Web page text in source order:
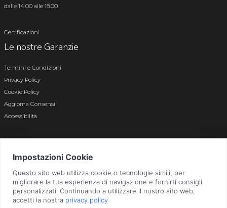
dalle 14.00 alle 18.00
Certificazioni
Le nostre Garanzie
Termini e Condizioni
Privacy Policy
Cookie Policy
Aggiorna Consensi
Accessibilità
Bergamo n. 01496180165 · Capitale Sociale i.v. € 800.000,00